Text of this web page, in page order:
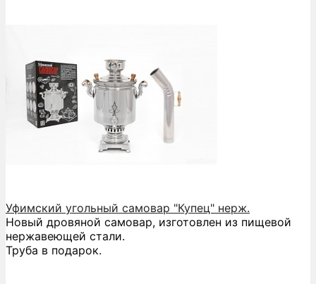
Уфимский угольный самовар "Купец" нерж.
Новый дровяной самовар, изготовлен из пищевой
нержавеющей стали.
Труба в подарок.